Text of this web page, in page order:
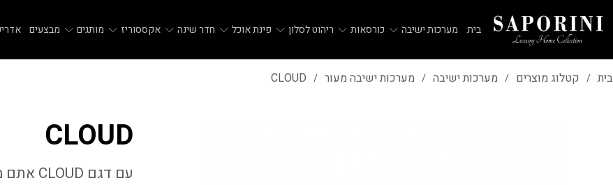
בית מערכות ישיבה כורסאות ריהוט לסלון פינת אוכל חדר שינה אקססוריז מותגים מבצעים
בית / קטלוג מוצרים / מערכות ישיבה / מערכות ישיבה מעור /
CLOUD
CLOUD
עם דגם CLOUDאתם